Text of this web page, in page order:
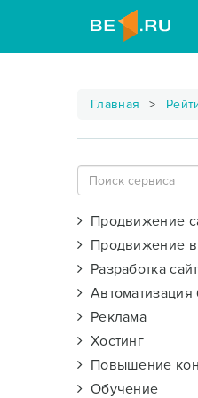
Главная
Продвижение
Продвижение в
Разработка
Автоматизация
Реклама
Хостинг
Повышение
Обучение